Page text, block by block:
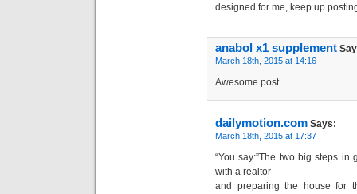
designed for me, keep up
anabol x1 supplement
March 18th, 2015 at 14:16
Awesome post.
dailymotion.com Says:
March 18th, 2015 at 17:37
“You say:”The two big steps
with a realtor
and preparing the house for